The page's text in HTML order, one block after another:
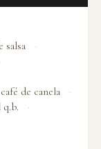
salsa
de canela
q.b.